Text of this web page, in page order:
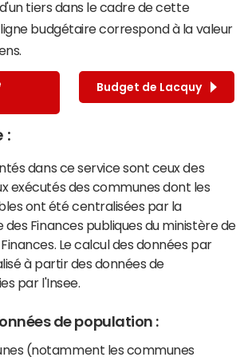
tiers dans le cadre de cette
budgétaire correspond à la valeur
Budget de Lacquy
:
dans ce service sont ceux des
exécutés des communes dont les
ont été centralisées par la
Finances publiques du ministère de
Le calcul des données par
à partir des données de
par l'Insee.
de population :
(notamment les communes